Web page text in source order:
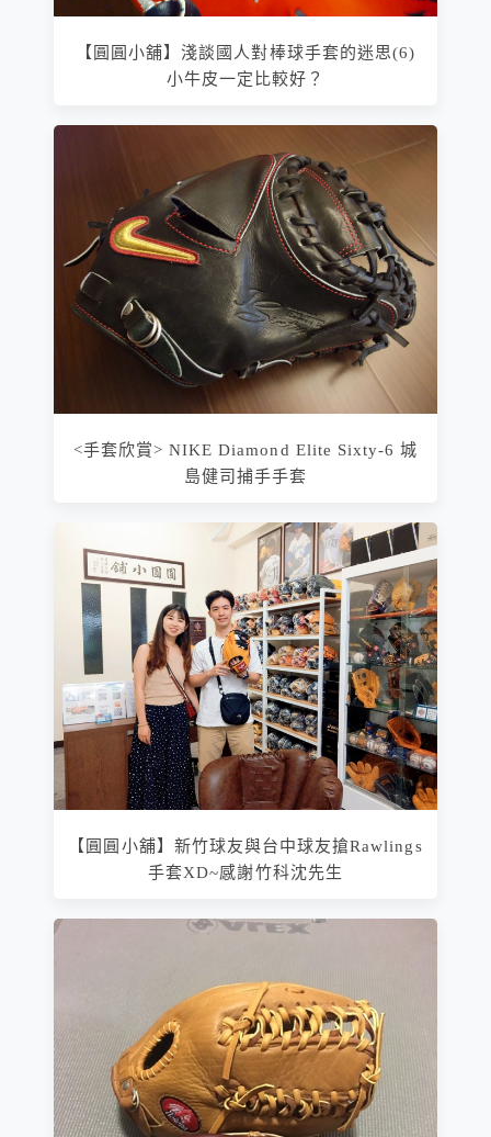
【圓圓小舖】淺談國人對棒球手套的迷思(6)
小牛皮一定比較好？
<手套欣賞> NIKE Diamond Elite Sixty-6 城
島健司捕手手套
【圓圓小舖】新竹球友與台中球友搶Rawlings
手套XD~感謝竹科沈先生